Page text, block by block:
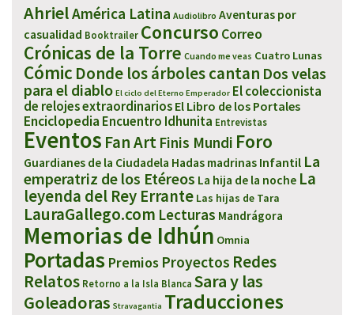
AhrielAmérica Latina Audiolibro Aventuras por
casualidad Booktrailer Concurso Correo
Crónicas de la Torre Cuando me veas Cuatro Lunas
Cómic Donde los árboles cantan Dos velas
para el diablo El ciclo del Eterno Emperador El coleccionista
de relojes extraordinarios El Libro de los Portales
Enciclopedia Encuentro Idhunita Entrevistas
Eventos Fan Art Finis Mundi Foro
Guardianes de la Ciudadela Hadas madrinas Infantil La
emperatriz de los Etéreos La hija de la noche La
leyenda del Rey Errante Las hijas de Tara
LauraGallego.com Lecturas Mandrágora
Memorias de Idhún Omnia
Portadas Premios Proyectos Redes
Relatos Retorno a la Isla Blanca Sara y las
Goleadoras Stravagantia Traducciones